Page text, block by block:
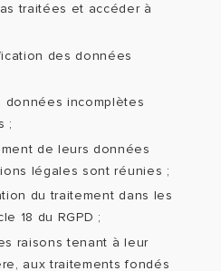
traitées et accéder à
des données
données incomplètes
;
de leurs données
légales sont réunies ;
du traitement dans les
18 du RGPD ;
raisons tenant à leur
aux traitements fondés